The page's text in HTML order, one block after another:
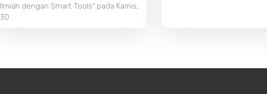
Ilmiah dengan Smart Tools” pada Kamis,
30